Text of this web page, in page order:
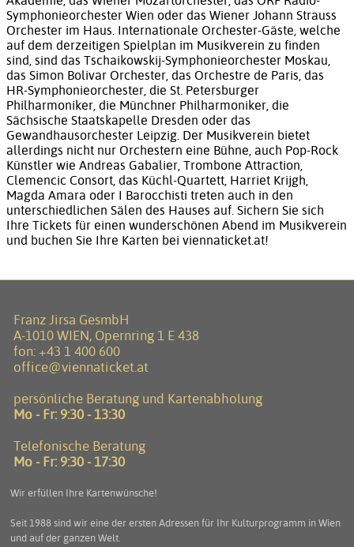
Symphonieorchester Wien oder das Wiener Johann Strauss
Orchester im Haus. Internationale Orchester-Gäste, welche
auf dem derzeitigen Spielplan im Musikverein zu finden
sind, sind das Tschaikowskij-Symphonieorchester Moskau,
das Simon Bolivar Orchester, das Orchestre de Paris, das
HR-Symphonieorchester, die St. Petersburger
Philharmoniker, die Münchner Philharmoniker, die
Sächsische Staatskapelle Dresden oder das
Gewandhausorchester Leipzig. Der Musikverein bietet
allerdings nicht nur Orchestern eine Bühne, auch Pop-Rock
Künstler wie Andreas Gabalier, Trombone Attraction,
Clemencic Consort, das Küchl-Quartett, Harriet Krijgh,
Magda Amara oder I Barocchisti treten auch in den
unterschiedlichen Sälen des Hauses auf. Sichern Sie sich
Ihre Tickets für einen wunderschönen Abend im Musikverein
und buchen Sie Ihre Karten bei viennaticket.at!
Franz Jirsa GesmbH
A-1010 WIEN, Opernring 1 E 438
fon: +43 1 400 600
office@viennaticket.at
persönliche Beratung und Kartenabholung
Mo - Fr: 9:30 - 13:30
Telefonische Beratung
Mo - Fr: 9:30 - 17:30
Wir erfüllen Ihre Kartenwünsche!
Seit 1988 sind wir eine der ersten Adressen für Ihr Kulturprogramm in Wien
und auf der ganzen Welt.